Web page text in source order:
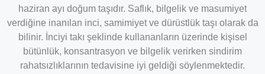
haziran ayı doğum taşıdır. Saflık, bilgelik ve masumiyet
verdiğine inanılan inci, samimiyet ve dürüstlük taşı olarak da
bilinir. İnciyi takı şeklinde kullananların üzerinde kişisel
bütünlük, konsantrasyon ve bilgelik verirken sindirim
rahatsızlıklarının tedavisine iyi geldiği söylenmektedir.